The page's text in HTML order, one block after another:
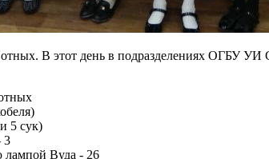
В этот день в подразделениях ОГБУ
5 сук)
3
лампой Вуда - 26